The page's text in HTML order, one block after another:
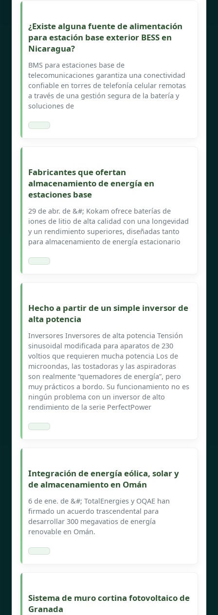
¿Existe alguna fuente de alimentación
para estación base exterior BESS en
Nicaragua?
BMS para estaciones base de
telecomunicaciones garantiza una conectividad
confiable en torres de telefonía celular remotas
a través de una gestión segura de la batería y
soluciones de
Fabricantes que ofertan
almacenamiento de energía en
estaciones base
29 de abr. de &#; Kokam ofrece baterías de
iones de litio de alta calidad con una longevidad
y un rendimiento superiores, diseñadas tanto
para almacenamiento de energía estacionario
Hecho a partir de un simple inversor de
alta potencia
Inversores Inversores de alta potencia Tensión
sinusoidal modificada para aparatos de 230
voltios que requieren mucha potencia Los de
microondas, las tostadoras y las aspiradoras
son realmente “quemadores de energía”, pero
muy prácticos a bordo. Su funcionamiento no es
ningún problema con un inversor de alto
rendimiento de la serie PerfectPower
Integración de energía eólica, solar y
de almacenamiento en Omán
6 de ene. de &#; TotalEnergies y OQAE han
firmado un acuerdo trascendental para
desarrollar 300 megavatios de energía
renovable en Omán.
Sistema de muro cortina fotovoltaico de
Granada